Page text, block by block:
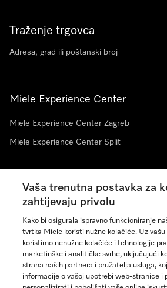
Traženje trgovca
Miele Experience Center
Miele Experience Center Zagreb
Miele Experience Center Split
Newsletter
Vaša trenutna postavka za
zahtijevaju privolu
Kako bi osigurala ispravno funkcioniranje
tvrtka Miele koristi nužne kolačiće. Uz
koristimo nenužne kolačiće i tehnologije
marketinške i analitičke svrhe, uključujući
strana naših partnera i pružatelja usluga,
informacije o vašoj upotrebi web-stranice i